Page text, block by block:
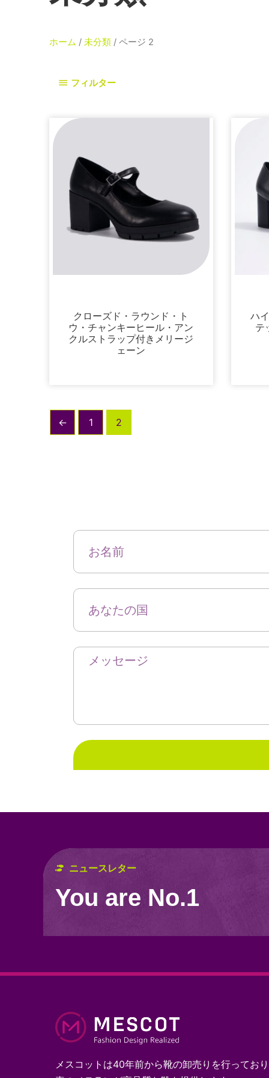
ホーム / 未分類 / ページ 2
フィルター
クローズド・ラウンド・ト
ウ・チャンキーヒール・アン
クルストラップ付きメリージ
ェーン
ハ
テ
← 1 2
ニュースレター
You are No.1
メスコットは40年前から靴の卸売りを行ってお